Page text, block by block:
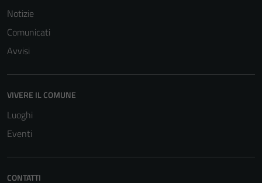
Notizie
Comunicati
Avvisi
VIVERE IL COMUNE
Luoghi
Eventi
CONTATTI